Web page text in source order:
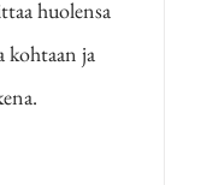
huolensa
kohtaan ja